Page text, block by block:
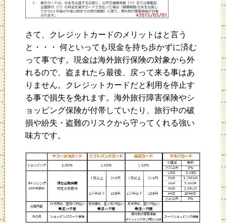
さて、クレジットカードのメリットはと言う
と・・・ 何といっても現金を持ち歩かずに済む
って事です。現金は海外旅行保険の対象から外
れるので、盗まれたら最後、戻って来る事はあ
りません。クレジットカードだと利用を停止す
る事で損失を免れます。海外旅行障害保険やシ
ョッピング保険が付帯していたり、旅行中の破
損や紛失・盗難のリスクから守ってくれる強い
味方です。